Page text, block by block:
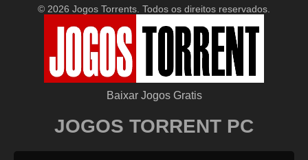
© 2026 Jogos Torrents. Todos os direitos reservados.
Baixar Jogos Gratis
JOGOS TORRENT PC